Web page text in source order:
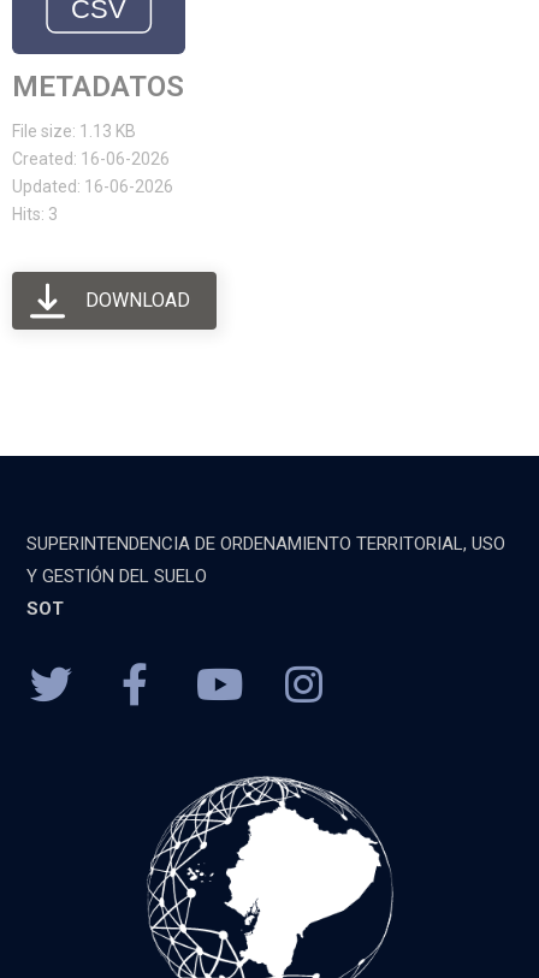
METADATOS
File size: 1.13 KB
Created: 16-06-2026
Updated: 16-06-2026
Hits: 3
DOWNLOAD
SUPERINTENDENCIA DE ORDENAMIENTO TERRITORIAL, USO
Y GESTIÓN DEL SUELO
SOT